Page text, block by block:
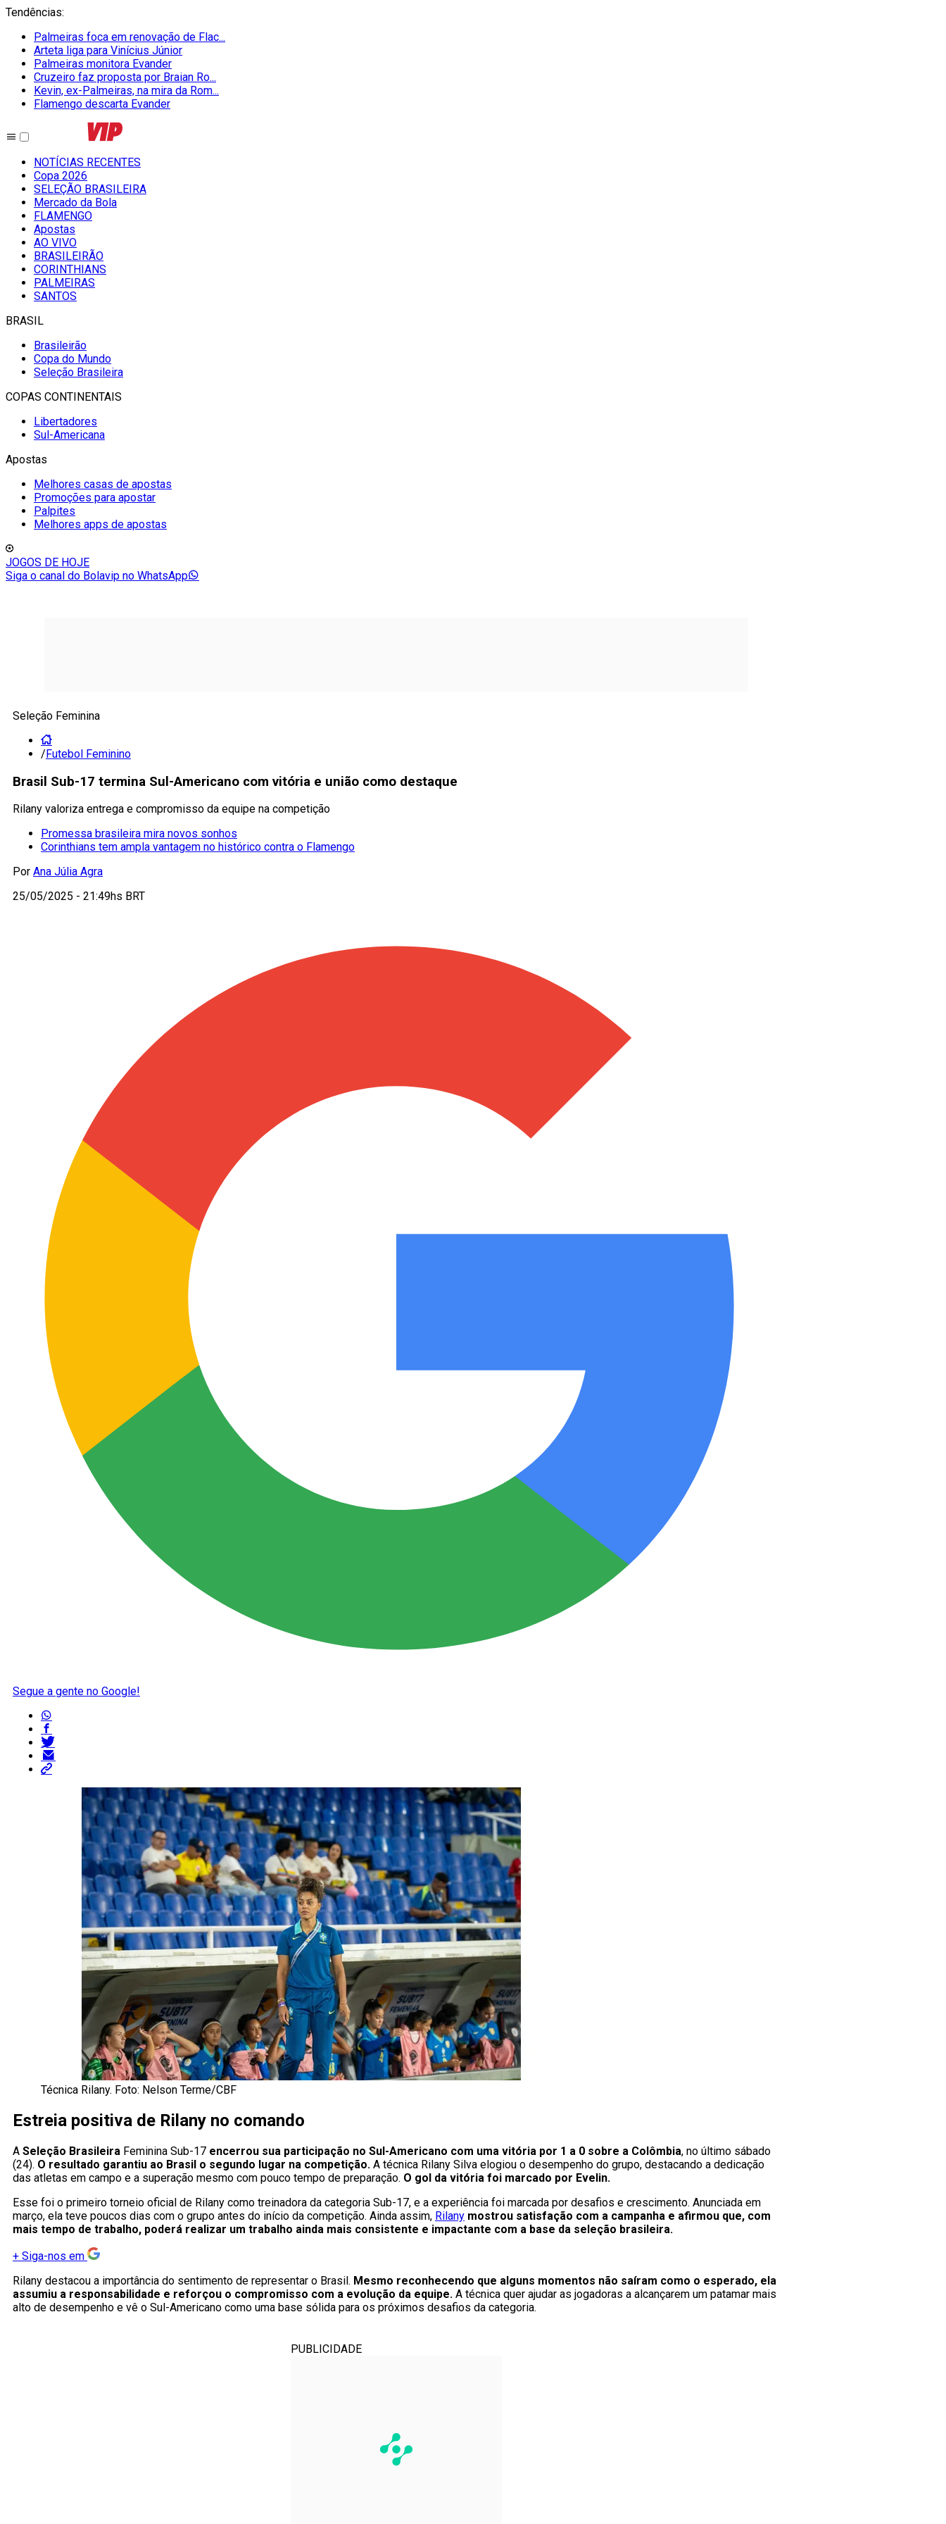
Tendências:
Palmeiras foca em renovação de Flac...
Arteta liga para Vinícius Júnior
Palmeiras monitora Evander
Cruzeiro faz proposta por Braian Ro...
Kevin, ex-Palmeiras, na mira da Rom...
Flamengo descarta Evander
NOTÍCIAS RECENTES
Copa 2026
SELEÇÃO BRASILEIRA
Mercado da Bola
FLAMENGO
Apostas
AO VIVO
BRASILEIRÃO
CORINTHIANS
PALMEIRAS
SANTOS
BRASIL
Brasileirão
Copa do Mundo
Seleção Brasileira
COPAS CONTINENTAIS
Libertadores
Sul-Americana
Apostas
Melhores casas de apostas
Promoções para apostar
Palpites
Melhores apps de apostas
JOGOS DE HOJE
Siga o canal do Bolavip no WhatsApp
Seleção Feminina
/Futebol Feminino
Brasil Sub-17 termina Sul-Americano com vitória e união como destaque
Rilany valoriza entrega e compromisso da equipe na competição
Promessa brasileira mira novos sonhos
Corinthians tem ampla vantagem no histórico contra o Flamengo
Por Ana Júlia Agra
25/05/2025 - 21:49hs BRT
Segue a gente no Google!
Técnica Rilany. Foto: Nelson Terme/CBF
Estreia positiva de Rilany no comando
A Seleção Brasileira Feminina Sub-17 encerrou sua participação no Sul-Americano com uma vitória por 1 a 0 sobre a Colômbia, no último sábado
(24). O resultado garantiu ao Brasil o segundo lugar na competição. A técnica Rilany Silva elogiou o desempenho do grupo, destacando a dedicação
das atletas em campo e a superação mesmo com pouco tempo de preparação. O gol da vitória foi marcado por Evelin.
Esse foi o primeiro torneio oficial de Rilany como treinadora da categoria Sub-17, e a experiência foi marcada por desafios e crescimento. Anunciada em
março, ela teve poucos dias com o grupo antes do início da competição. Ainda assim, Rilany mostrou satisfação com a campanha e afirmou que, com
mais tempo de trabalho, poderá realizar um trabalho ainda mais consistente e impactante com a base da seleção brasileira.
+ Siga-nos em
Rilany destacou a importância do sentimento de representar o Brasil. Mesmo reconhecendo que alguns momentos não saíram como o esperado, ela
assumiu a responsabilidade e reforçou o compromisso com a evolução da equipe. A técnica quer ajudar as jogadoras a alcançarem um patamar mais
alto de desempenho e vê o Sul-Americano como uma base sólida para os próximos desafios da categoria.
PUBLICIDADE